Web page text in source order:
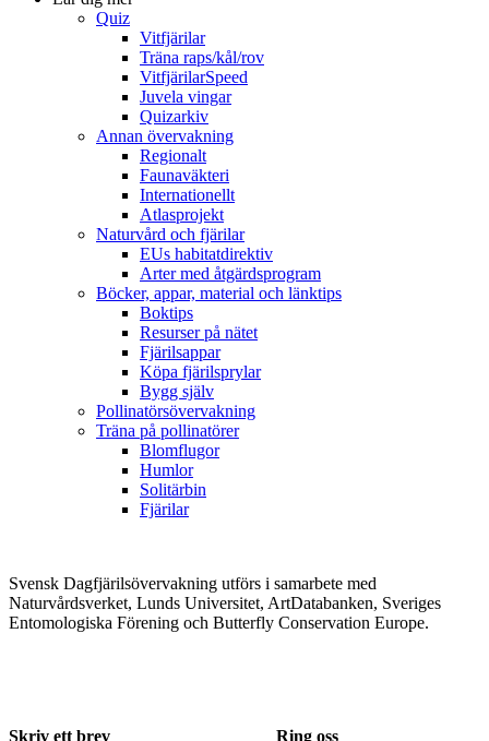
Quiz
Vitfjärilar
Träna raps/kål/rov
VitfjärilarSpeed
Juvela vingar
Quizarkiv
Annan övervakning
Regionalt
Faunaväkteri
Internationellt
Atlasprojekt
Naturvård och fjärilar
EUs habitatdirektiv
Arter med åtgärdsprogram
Böcker, appar, material och länktips
Boktips
Resurser på nätet
Fjärilsappar
Köpa fjärilsprylar
Bygg själv
Pollinatörsövervakning
Träna på pollinatörer
Blomflugor
Humlor
Solitärbin
Fjärilar
Svensk Dagfjärilsövervakning utförs i samarbete med
Naturvårdsverket, Lunds Universitet, ArtDatabanken, Sveriges
Entomologiska Förening och Butterfly Conservation Europe.
Skriv ett brev Ring oss